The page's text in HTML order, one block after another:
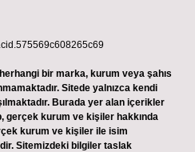
bir marka, kurum veya şahıs
Sitede yalnızca kendi
Burada yer alan içerikler
gerçek kurum ve kişiler hakkında
kurum ve kişiler ile isim
Sitemizdeki bilgiler taslak